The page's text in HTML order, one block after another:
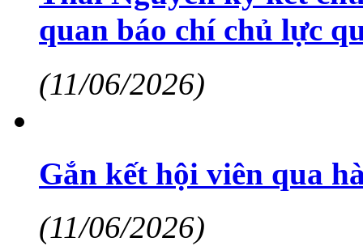
quan báo chí chủ lực
(11/06/2026)
Gắn kết hội viên qua
(11/06/2026)